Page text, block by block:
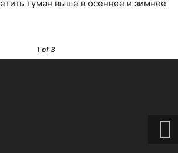
туман выше в осеннее и зимнее
1 of 3